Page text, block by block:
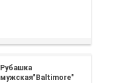
Рубашка
мужская"Baltimore"